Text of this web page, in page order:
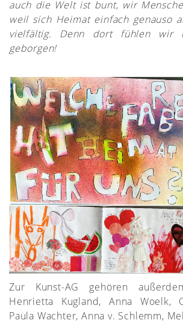
auch die Welt ist bunt, wir
weil sich Heimat einfach genauso
vielfältig. Denn dort fühlen wir
geborgen!
Zur Kunst-AG gehören
Henrietta Kugland, Anna Woelk,
Paula Wachter, Anna v. Schlemm,